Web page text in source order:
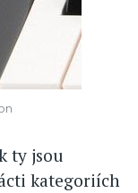
ty jsou
kategoriích